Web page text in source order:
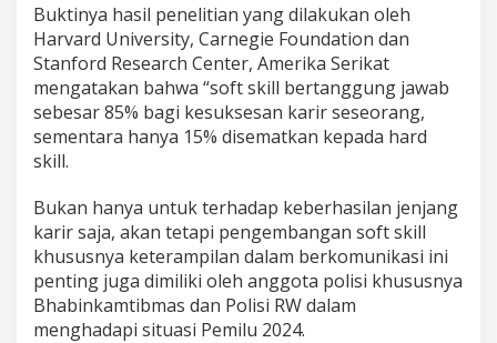
b
l
i
S
p
e
n
Buktinya hasil penelitian yang dilakukan oleh
Harvard University, Carnegie Foundation dan
Stanford Research Center, Amerika Serikat
mengatakan bahwa “soft skill bertanggung jawab
sebesar 85% bagi kesuksesan karir seseorang,
sementara hanya 15% disematkan kepada hard
skill.
Bukan hanya untuk terhadap keberhasilan jenjang
karir saja, akan tetapi pengembangan soft skill
khususnya keterampilan dalam berkomunikasi ini
penting juga dimiliki oleh anggota polisi khususnya
Bhabinkamtibmas dan Polisi RW dalam
menghadapi situasi Pemilu 2024.